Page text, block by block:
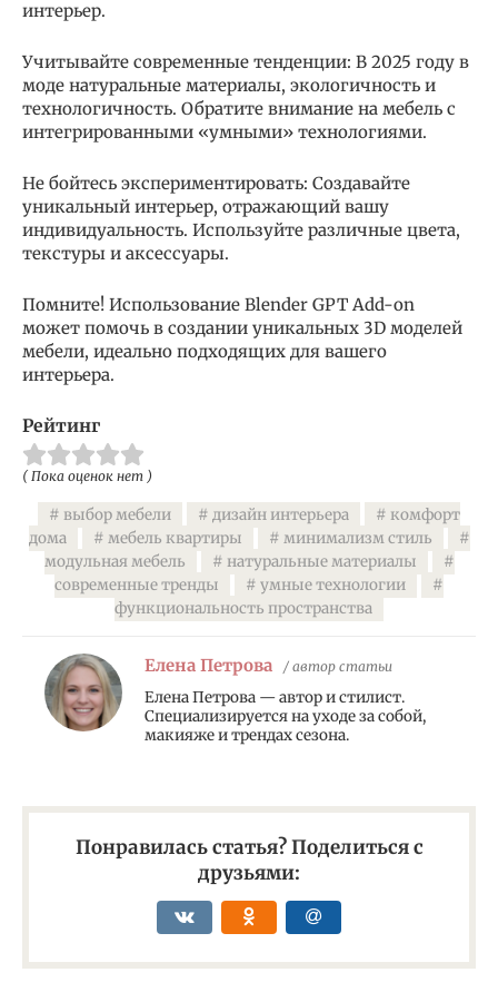
интерьер.
Учитывайте современные тенденции: В 2025 году в
моде натуральные материалы, экологичность и
технологичность. Обратите внимание на мебель с
интегрированными «умными» технологиями.
Не бойтесь экспериментировать: Создавайте
уникальный интерьер, отражающий вашу
индивидуальность. Используйте различные цвета,
текстуры и аксессуары.
Помните! Использование Blender GPT Add-on
может помочь в создании уникальных 3D моделей
мебели, идеально подходящих для вашего
интерьера.
Рейтинг
( Пока оценок нет )
выбор мебели дизайн интерьера
комфорт
дома
мебель квартиры
минимализм стиль
модульная мебель
натуральные материалы
современные тренды
умные технологии
функциональность пространства
Елена Петрова / автор статьи
Елена Петрова — автор и стилист.
Специализируется на уходе за собой,
макияже и трендах сезона.
Понравилась статья? Поделиться с
друзьями: